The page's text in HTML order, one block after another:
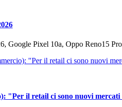
Google Pixel 10a, Oppo Reno15
"Per il retail ci sono nuovi